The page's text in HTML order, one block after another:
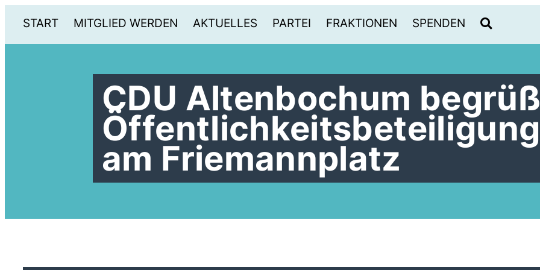
START MITGLIED WERDEN AKTUELLES PARTEI FRAKTIONEN SPENDEN
CDU Altenbochum
Öffentlichkeitsbeteiligung
am Friemannplatz